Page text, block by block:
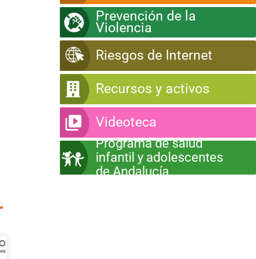
Prevención de la
Violencia
Riesgos de Internet
Recursos y activos
Videoteca
Programa de salud
infantil y adolescentes
de Andalucía